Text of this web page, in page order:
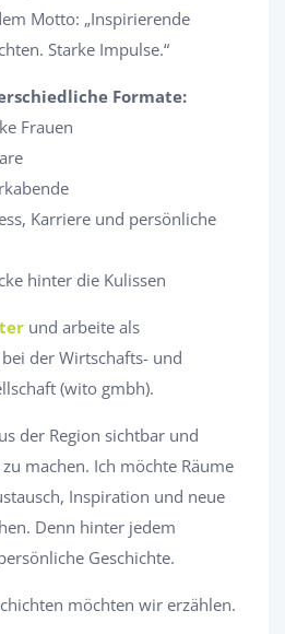
Motto: „Inspirierende
Starke Impulse.“
Formate:
Frauen
Karriere und persönliche
hinter die Kulissen
und arbeite als
der Wirtschafts- und
(wito gmbh).
der Region sichtbar und
machen. Ich möchte Räume
Inspiration und neue
Denn hinter jedem
Geschichte.
möchten wir erzählen.